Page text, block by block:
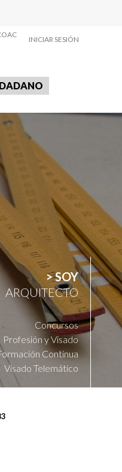
INICIAR SESIÓN
> SOY
ARQUITECTO
Concursos
Profesión y Visado
Continua
Visado Telemático